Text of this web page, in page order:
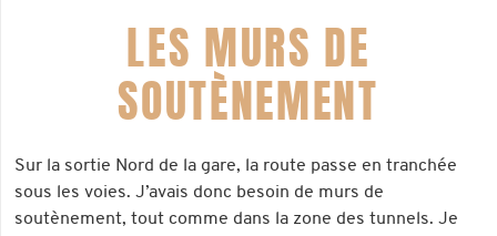
LES MURS DE
SOUTÈNEMENT
Sur la sortie Nord de la gare, la route passe en tranchée
sous les voies. J’avais donc besoin de murs de
soutènement, tout comme dans la zone des tunnels. Je